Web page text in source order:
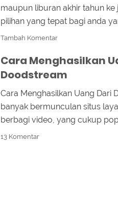
maupun liburan akhir tahun
pilihan yang tepat bagi anda
Tambah Komentar
Cara Menghasilkan
Doodstream
Cara Menghasilkan Uang Dari
banyak bermunculan situs
berbagi video, yang cukup
13 Komentar